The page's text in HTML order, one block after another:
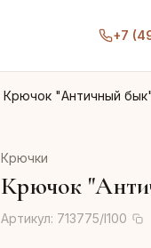
+7
Крючок "Античный бык"
Крючки
Крючок
Артикул: 713775/I100